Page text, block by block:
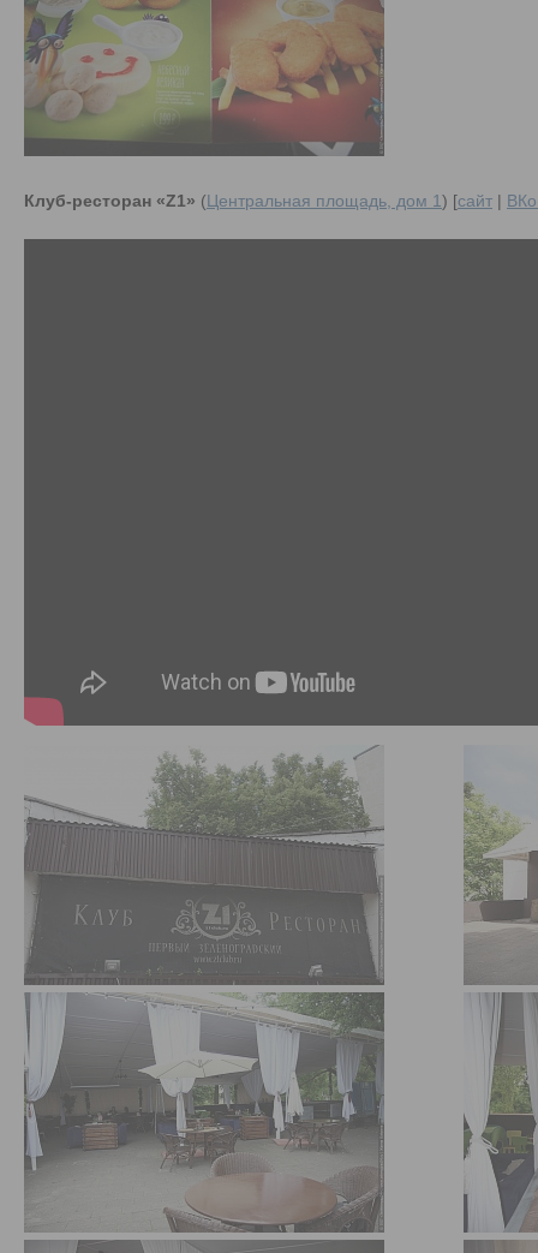
Клуб-ресторан «Z1» (Центральная площадь, дом 1) [сайт |